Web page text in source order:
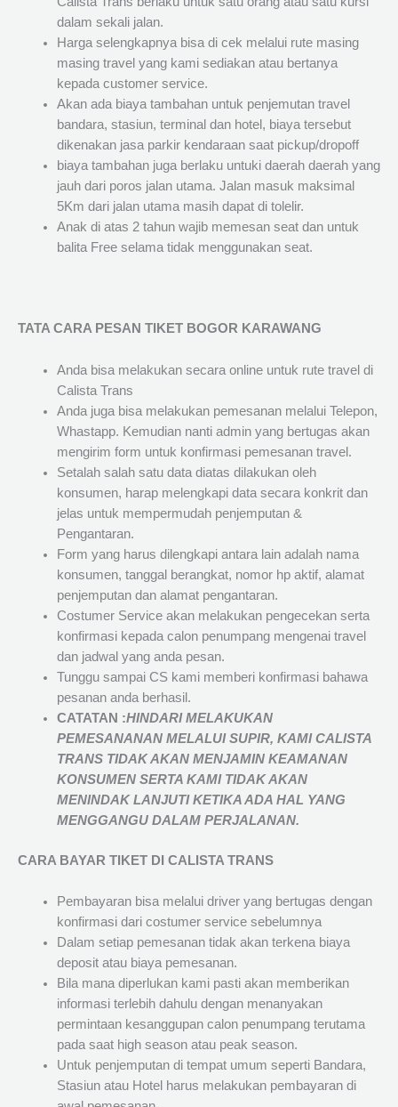
dalam sekali jalan.
Harga selengkapnya bisa di cek melalui rute masing
masing travel yang kami sediakan atau bertanya
kepada customer service.
Akan ada biaya tambahan untuk penjemutan travel
bandara, stasiun, terminal dan hotel, biaya tersebut
dikenakan jasa parkir kendaraan saat pickup/dropoff
biaya tambahan juga berlaku untuki daerah daerah yang
jauh dari poros jalan utama. Jalan masuk maksimal
5Km dari jalan utama masih dapat di tolelir.
Anak di atas 2 tahun wajib memesan seat dan untuk
balita Free selama tidak menggunakan seat.
TATA CARA PESAN TIKET BOGOR KARAWANG
Anda bisa melakukan secara online untuk rute travel di
Calista Trans
Anda juga bisa melakukan pemesanan melalui Telepon,
Whastapp. Kemudian nanti admin yang bertugas akan
mengirim form untuk konfirmasi pemesanan travel.
Setalah salah satu data diatas dilakukan oleh
konsumen, harap melengkapi data secara konkrit dan
jelas untuk mempermudah penjemputan &
Pengantaran.
Form yang harus dilengkapi antara lain adalah nama
konsumen, tanggal berangkat, nomor hp aktif, alamat
penjemputan dan alamat pengantaran.
Costumer Service akan melakukan pengecekan serta
konfirmasi kepada calon penumpang mengenai travel
dan jadwal yang anda pesan.
Tunggu sampai CS kami memberi konfirmasi bahawa
pesanan anda berhasil.
CATATAN :HINDARI MELAKUKAN
PEMESANANAN MELALUI SUPIR, KAMICALISTA
TRANSTIDAK AKAN MENJAMINKEAMANAN
KONSUMEN SERTA KAMI TIDAK AKAN
MENINDAK LANJUTI KETIKA ADA HAL YANG
MENGGANGU DALAM PERJALANAN.
CARA BAYAR TIKET DI CALISTA TRANS
Pembayaran bisa melalui driver yang bertugas dengan
konfirmasi dari costumer service sebelumnya
Dalam setiap pemesanan tidak akan terkena biaya
deposit atau biaya pemesanan.
Bila mana diperlukan kami pasti akan memberikan
informasi terlebih dahulu dengan menanyakan
permintaan kesanggupan calon penumpang terutama
pada saat high season atau peak season.
Untuk penjemputan di tempat umum seperti Bandara,
Stasiun atau Hotel harus melakukan pembayaran di